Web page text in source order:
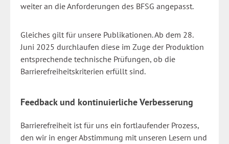
weiter an die Anforderungen des BFSG angepasst.
Gleiches gilt für unsere Publikationen. Ab dem 28.
Juni 2025 durchlaufen diese im Zuge der Produktion
entsprechende technische Prüfungen, ob die
Barrierefreiheitskriterien erfüllt sind.
Feedback und kontinuierliche Verbesserung
Barrierefreiheit ist für uns ein fortlaufender Prozess,
den wir in enger Abstimmung mit unseren Lesern und